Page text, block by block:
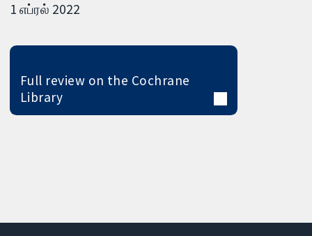
1 எப்ரல் 2022
Full review on the Cochrane
Library